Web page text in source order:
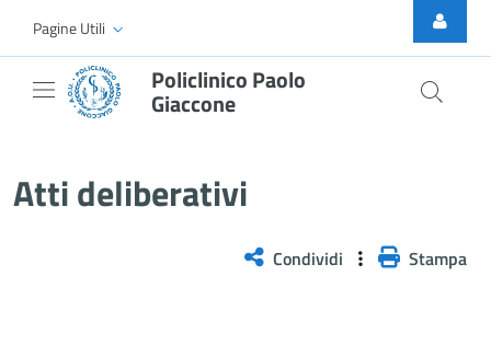
Skip to Main Content
Pagine Utili
Policlinico Paolo
Giaccone
Atti deliberativi
Condividi Stampa